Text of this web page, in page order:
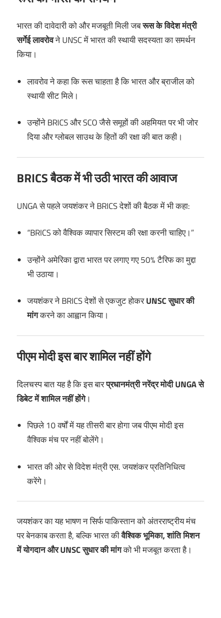
भारत की दावेदारी को और मजबूती मिली जबरूस के विदेश मंत्री
सर्गेई लावरोवने UNSC में भारत की स्थायी सदस्यता का समर्थन
किया।
लावरोव ने कहा कि रूस चाहता है कि भारत और ब्राजील को
स्थायी सीट मिले।
उन्होंने BRICS और SCO जैसे समूहों की अहमियत पर भी जोर
दिया और ग्लोबल साउथ के हितों की रक्षा की बात कही।
BRICS बैठक में भी उठी भारत की आवाज
UNGA से पहले जयशंकर ने BRICS देशों की बैठक में भी कहा:
“BRICS को वैश्विक व्यापार सिस्टम की रक्षा करनी चाहिए।”
उन्होंने अमेरिका द्वारा भारत पर लगाए गए 50% टैरिफ का मुद्दा
भी उठाया।
जयशंकर ने BRICS देशों से एकजुट होकरUNSC सुधार की
मांगकरने का आह्वान किया।
पीएम मोदी इस बार शामिल नहीं होंगे
दिलचस्प बात यह है कि इस बारप्रधानमंत्री नरेंद्र मोदी UNGA से
डिबेट में शामिल नहीं होंगे।
पिछले 10 वर्षों में यह तीसरी बार होगा जब पीएम मोदी इस
वैश्विक मंच पर नहीं बोलेंगे।
भारत की ओर से विदेश मंत्री एस. जयशंकर प्रतिनिधित्व
करेंगे।
जयशंकर का यह भाषण न सिर्फ पाकिस्तान को अंतरराष्ट्रीय मंच
पर बेनकाब करता है, बल्कि भारत कीवैश्विक भूमिका, शांति मिशन
में योगदान और UNSC सुधार की मांगको भी मजबूत करता है।